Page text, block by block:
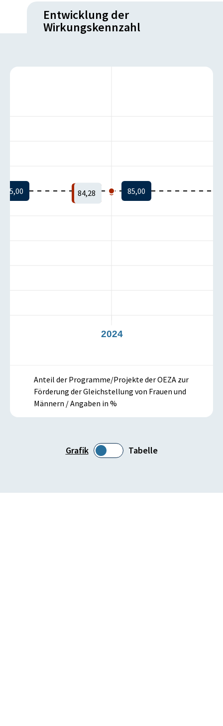
Entwicklung der
Wirkungskennzahl
Grafik Tabelle
2024
85,00 84,28 85,00
Anteil der Programme/Projekte der OEZA zur
Förderung der Gleichstellung von Frauen und
Männern / Angaben in %